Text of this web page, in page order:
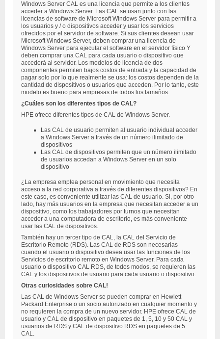
Windows Server CAL es una licencia que permite a los clientes
acceder a Windows Server. Las CAL se usan junto con las
licencias de software de Microsoft Windows Server para permitir a
los usuarios y / o dispositivos acceder y usar los servicios
ofrecidos por el servidor de software. Si sus clientes desean usar
Microsoft Windows Server, deben comprar una licencia de
Windows Server para ejecutar el software en el servidor físico Y
deben comprar una CAL para cada usuario o dispositivo que
accederá al servidor. Los modelos de licencia de dos
componentes permiten bajos costos de entrada y la capacidad de
pagar solo por lo que realmente se usa: los costos dependen de la
cantidad de dispositivos o usuarios que acceden. Por lo tanto, este
modelo es bueno para empresas de todos los tamaños.
¿Cuáles son los diferentes tipos de CAL?
HPE ofrece diferentes tipos de CAL de Windows Server.
Las CAL de usuario permiten al usuario individual acceder
a Windows Server a través de un número ilimitado de
dispositivos
Las CAL de dispositivos permiten que un número ilimitado
de usuarios accedan a Windows Server en un solo
dispositivo
¿La empresa emplea personal en movimiento que necesita
acceso a la red corporativa a través de diferentes dispositivos? En
este caso, es conveniente utilizar las CAL de usuario. Si, por otro
lado, hay más usuarios en la empresa que necesitan acceder a un
dispositivo, como los trabajadores por turnos que necesitan
acceder a una computadora de escritorio, es más conveniente
usar las CAL de dispositivos.
También hay un tercer tipo de CAL, la CAL del Servicio de
Escritorio Remoto (RDS). Las CAL de RDS son necesarias
cuando el usuario o dispositivo desea usar las funciones de los
Servicios de escritorio remoto en Windows Server. Para cada
usuario o dispositivo CAL RDS, de todos modos, se requieren las
CAL y los dispositivos de usuario para cada usuario o dispositivo.
Otras curiosidades sobre CAL!
Las CAL de Windows Server se pueden comprar en Hewlett
Packard Enterprise o un socio autorizado en cualquier momento y
no requieren la compra de un nuevo servidor. HPE ofrece CAL de
usuario y CAL de dispositivo en paquetes de 1, 5, 10 y 50 CAL y
usuarios de RDS y CAL de dispositivo RDS en paquetes de 5
CAL.